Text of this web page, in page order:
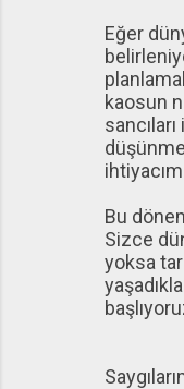
Eğer
kaosun
Bu
Sizce
yoksa